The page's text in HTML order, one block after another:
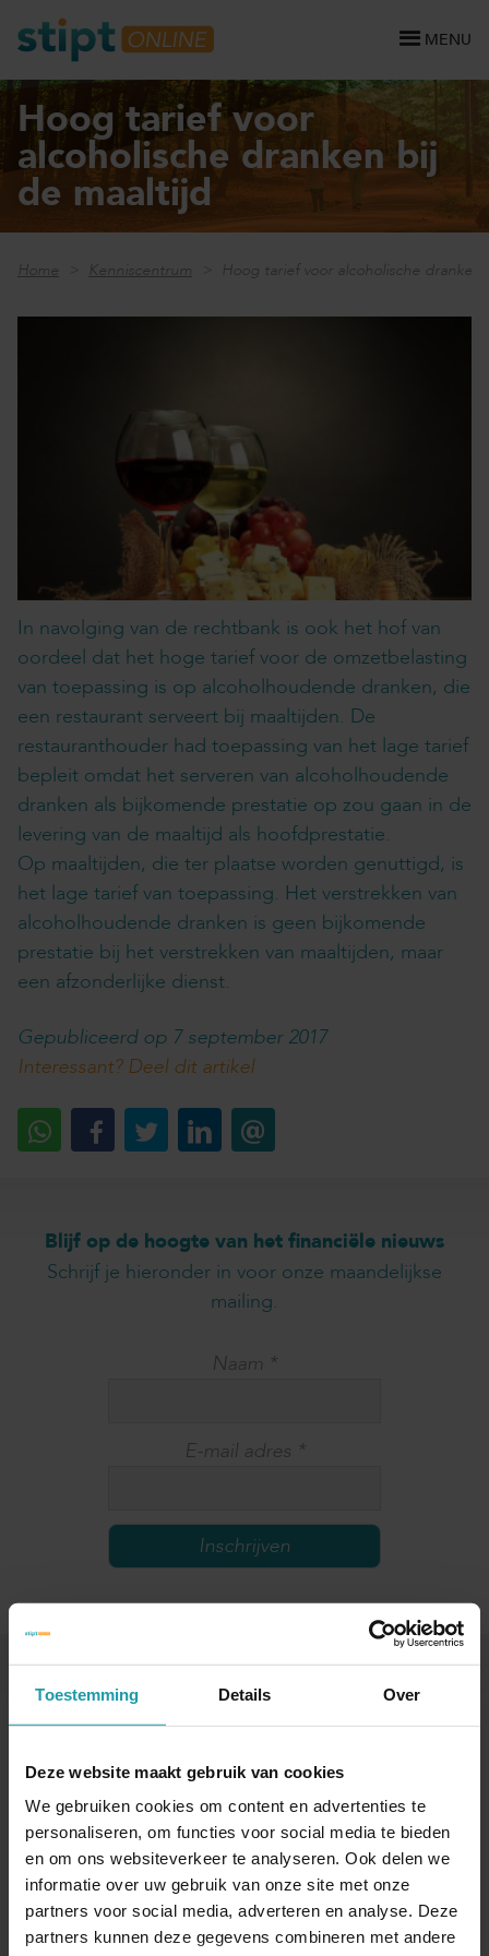
Toestemming Details Over
Deze website maakt gebruik van cookies
We gebruiken cookies om content en advertenties te
personaliseren, om functies voor social media te bieden
en om ons websiteverkeer te analyseren. Ook delen we
informatie over uw gebruik van onze site met onze
partners voor social media, adverteren en analyse. Deze
partners kunnen deze gegevens combineren met andere
MENU
Hoog tarief voor
alcoholische dranken bij
de maaltijd
Home Kenniscentrum Hoog tarief voor alcoholische
In navolging van de rechtbank is ook het hof van
oordeel dat het hoge tarief voor de omzetbelasting
van toepassing is op alcoholhoudende dranken, die
een restaurant serveert bij maaltijden. De
restauranthouder had toepassing van het lage tarief
bepleit omdat het serveren van alcoholhoudende
dranken als bijkomende prestatie op zou gaan in de
levering van de maaltijd als hoofdprestatie.
Op maaltijden, die ter plaatse worden genuttigd, is
het lage tarief van toepassing. Het verstrekken van
alcoholhoudende dranken is geen bijkomende
prestatie bij het verstrekken van maaltijden, maar
een afzonderlijke dienst.
Gepubliceerd op 7 september 2017
Interessant? Deel dit artikel
Blijf op de hoogte van het financiële nieuws
Schrijf je hieronder in voor onze maandelijkse
mailing.
Naam *
E-mail adres *
Andere interessante artikelen
Verkopende
Overdracht aandelen